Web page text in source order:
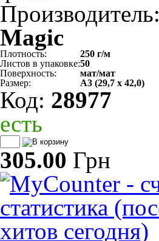
Производитель:
Magic
Плотность:
250 г/м
Листов в упаковке:50
Поверхность:
мат/мат
Размер:
А3 (29,7 х 42,0)
Код: 28977
есть
305.00 Грн